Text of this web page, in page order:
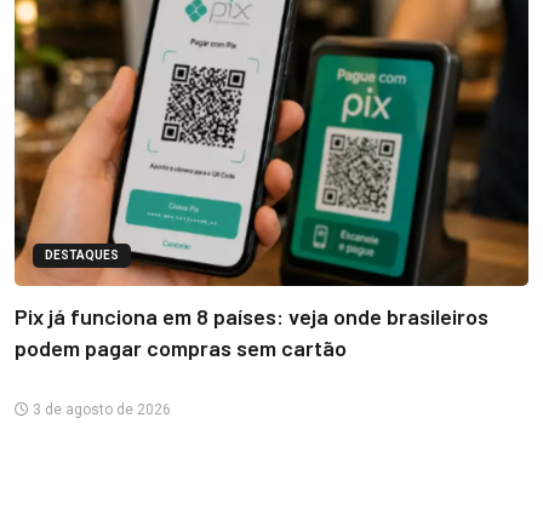
DESTAQUES
Pix já funciona em 8 países: veja onde brasileiros
podem pagar compras sem cartão
3 de agosto de 2026